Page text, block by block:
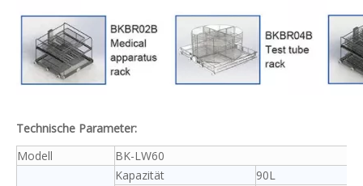
Technische Parameter:
Modell
BK-LW60
Kapazität
90L